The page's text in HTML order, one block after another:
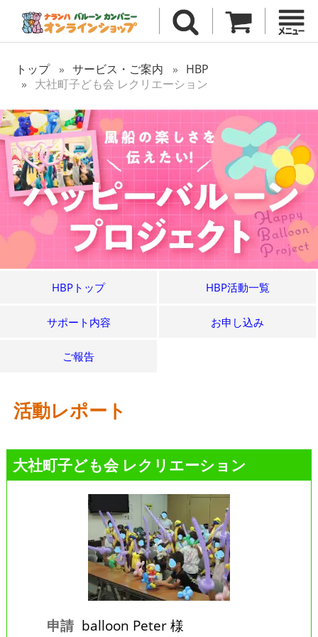
トップ サービス・ご案内
HBP
大社町子ども会 レクリエーション
HBPトップ HBP活動一覧
サポート内容 お申し込み
ご報告
活動レポート
大社町子ども会 レクリエーション
申請 balloon Peter 様